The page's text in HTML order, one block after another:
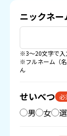
ニックネー
※3〜20文字で入
※フルネーム（
ん
せいべつ 必
男 女